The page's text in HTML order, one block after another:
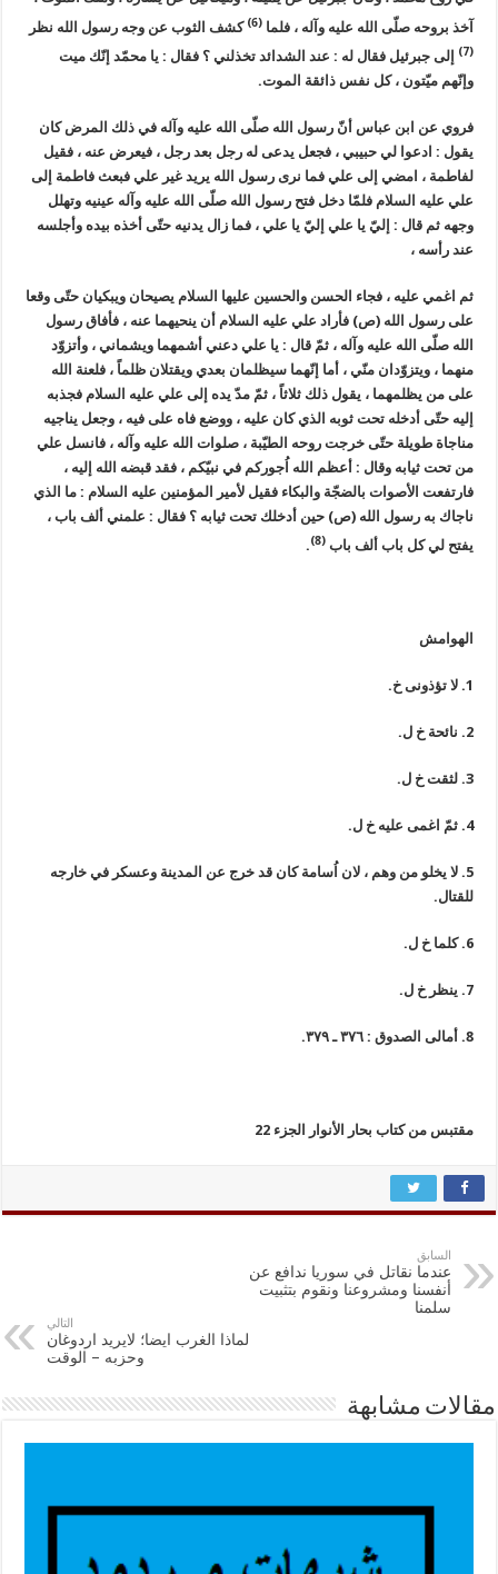
آخذ بروحه صلّى الله عليه وآله ، فلما(6) كشف الثوب عن وجه رسول الله نظر
(7)
إلى جبرئيل فقال له : عند الشدائد تخذلني ؟ فقال : يا محمّد إنّك ميت
وإنّهم ميّتون ، كل نفس ذائقة الموت.
فروي عن ابن عباس أنّ رسول الله صلّى الله عليه وآله في ذلك المرض كان
يقول : ادعوا لي حبيبي ، فجعل يدعى له رجل بعد رجل ، فيعرض عنه ، فقيل
لفاطمة ، امضي إلى علي فما نرى رسول الله يريد غير علي فبعث فاطمة إلى
علي عليه السلام فلمّا دخل فتح رسول الله صلّى الله عليه وآله عينيه وتهلل
وجهه ثم قال : إليّ يا علي إليّ يا علي ، فما زال يدنيه حتّى أخذه بيده وأجلسه
عند رأسه ،
ثم اغمي عليه ، فجاء الحسن والحسين عليها السلام يصيحان ويبكيان حتّى وقعا
على رسول الله (ص) فأراد علي عليه السلام أن ينحيهما عنه ، فأفاق رسول
الله صلّى الله عليه وآله ، ثمّ قال : يا علي دعني أشمهما ويشماني ، وأتزوّد
منهما ، ويتزوّدان منّي ، أما إنّهما سيظلمان بعدي ويقتلان ظلماً ، فلعنة الله
على من يظلمهما ، يقول ذلك ثلاثاً ، ثمّ مدّ يده إلى علي عليه السلام فجذبه
إليه حتّى أدخله تحت ثوبه الذي كان عليه ، ووضع فاه على فيه ، وجعل يناجيه
مناجاة طويلة حتّى خرجت روحه الطيّبة ، صلوات الله عليه وآله ، فانسل علي
من تحت ثيابه وقال : أعظم الله اُجوركم في نبيّكم ، فقد قبضه الله إليه ،
فارتفعت الأصوات بالضجّة والبكاء فقيل لأمير المؤمنين عليه السلام : ما الذي
ناجاك به رسول الله (ص) حين أدخلك تحت ثيابه ؟ فقال : علمني ألف باب ،
يفتح لي كل باب ألف باب(8)
.
الهوامش
1. لا تؤذونى خ.
2. نائحة خ ل.
3. لثقت خ ل.
4. ثمّ اغمى عليه خ ل.
5. لا يخلو من وهم ، لان اُسامة كان قد خرج عن المدينة وعسكر في خارجه
للقتال.
6. كلما خ ل.
7. ينظر خ ل.
8. أمالى الصدوق : ٣٧٦ ـ ٣٧٩.
مقتبس من كتاب بحار الأنوار الجزء 22
السابق
عندما نقاتل في سوريا ندافع عن
أنفسنا ومشروعنا ونقوم بتثبيت
سلمنا
التالي
لماذا الغرب ايضا؛ لايريد اردوغان
وحزبه – الوقت
مقالات مشابهة